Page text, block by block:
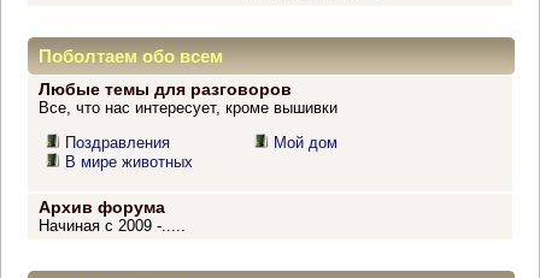
Поболтаем обо всем
Любые темы для разговоров
Все, что нас интересует, кроме вышивки
Поздравления
В мире животных
Мой дом
Архив форума
Начиная с 2009 -.....